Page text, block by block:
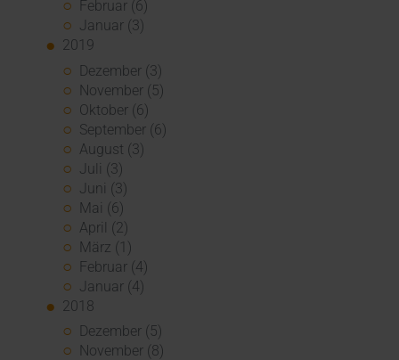
Februar (6)
Januar (3)
2019
Dezember (3)
November (5)
Oktober (6)
September (6)
August (3)
Juli (3)
Juni (3)
Mai (6)
April (2)
März (1)
Februar (4)
Januar (4)
2018
Dezember (5)
November (8)